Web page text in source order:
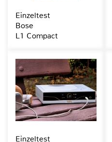
Einzeltest
Bose
L1 Compact
Einzeltest